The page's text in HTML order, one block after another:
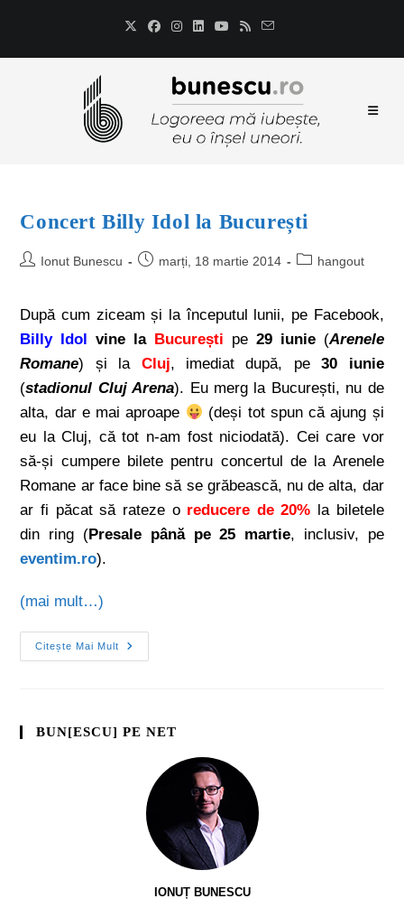
Concert Billy Idol la București
Ionut Bunescu marți, 18 martie 2014 hangout
După cum ziceam și la începutul lunii, pe Facebook,
Billy Idol vine la București pe 29 iunie(Arenele
Romane) și la Cluj, imediat după, pe30 iunie
(stadionul Cluj Arena). Eu merg la București, nu de
alta, dar e mai aproape
(deși tot spun că ajung și
eu la Cluj, că tot n-am fost niciodată). Cei care vor
să-și cumpere bilete pentru concertul de la Arenele
Romane ar face bine să se grăbească, nu de alta, dar
ar fi păcat să rateze o reducere de 20% la biletele
din ring (Presale până pe 25 martie, inclusiv, pe
eventim.ro).
(mai mult…)
Citește Mai Mult
BUN[ESCU] PE NET
IONUȚ BUNESCU